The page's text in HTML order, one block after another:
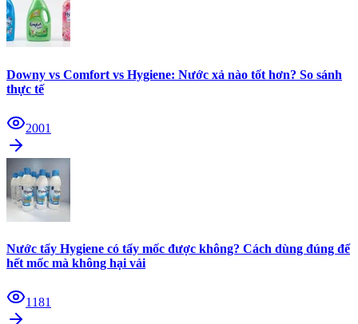
Downy vs Comfort vs Hygiene: Nước xả nào tốt hơn? So sánh
thực tế
2001
Nước tẩy Hygiene có tẩy mốc được không? Cách dùng đúng để
hết mốc mà không hại vải
1181